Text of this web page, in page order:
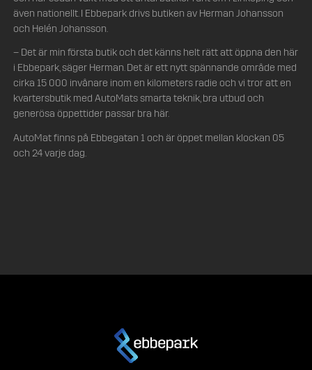
även nationellt. I Ebbepark drivs butiken av Herman Johansson
och Helén Johansson.
– Det är min första butik och det känns helt rätt att öppna den här
i Ebbepark, säger Herman. Det är ett nytt spännande område med
cirka 15 000 invånare inom en kilometers radie och vi tror att en
kvartersbutik med AutoMats smarta teknik, bra utbud och
generösa öppettider passar bra här.
AutoMat finns på Ebbegatan 1 och är öppet mellan klockan 05
och 24 varje dag.